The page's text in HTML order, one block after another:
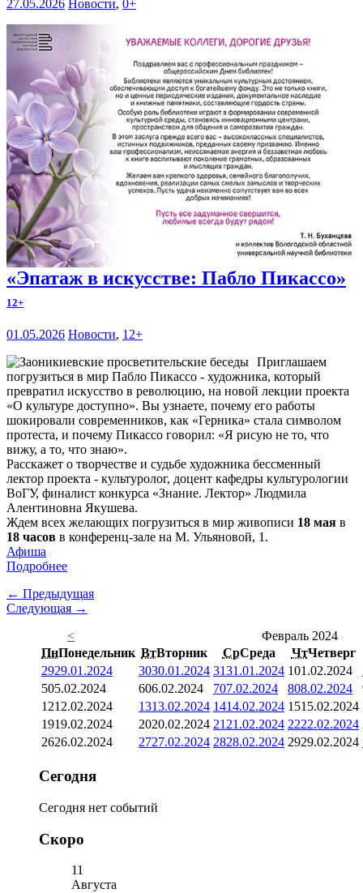
27.05.2026 Новости, 0+
«Эпатаж в искусстве: Пабло Пикассо»
12+
01.05.2026 Новости, 12+
Приглашаем
погрузиться в мир Пабло Пикассо - художника, который
превратил искусство в революцию, на новой лекции проекта
«О культуре доступно». Вы узнаете, почему его работы
шокировали современников, как «Герника» стала символом
протеста, и почему Пикассо говорил: «Я рисую не то, что
вижу, а то, что знаю».
Расскажет о творчестве и судьбе художника бессменный
лектор проекта - культуролог, доцент кафедры культурологии
ВоГУ, финалист конкурса «Знание. Лектор» Людмила
Алентиновна Якушева.
Ждем всех желающих погрузиться в мир живописи 18 мая в
18 часов в конференц-зале на М. Ульяновой, 1.
Афиша
Подробнее
← Предыдущая
Следующая →
<
Февраль 2024
ПнПонедельник ВтВторник СрСреда ЧтЧетверг
2929.01.2024 3030.01.2024 3131.01.2024 101.02.2024
505.02.2024 606.02.2024 707.02.2024 808.02.2024
1212.02.2024 1313.02.2024 1414.02.2024 1515.02.2024
1919.02.2024 2020.02.2024 21 21.02.2024 2222.02.2024
2626.02.2024 2727.02.2024 2828.02.2024 2929.02.2024
Сегодня
Сегодня нет событий
Скоро
11
Августа